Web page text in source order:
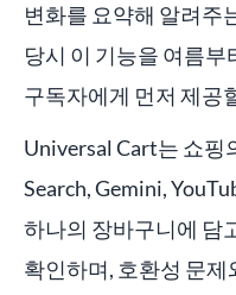
변화를 요약해 알려주
당시 이 기능을 여름
구독자에게 먼저 제공
Universal Cart는 쇼핑
Search, Gemini,
하나의 장바구니에 담
확인하며, 호환성 문